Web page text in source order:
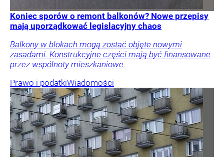
Koniec sporów o remont balkonów? Nowe przepisy
mają uporządkować legislacyjny chaos
Balkony w blokach mogą zostać objęte nowymi
zasadami. Konstrukcyjne części mają być finansowane
przez wspólnoty mieszkaniowe.
Prawo i podatkiWiadomości